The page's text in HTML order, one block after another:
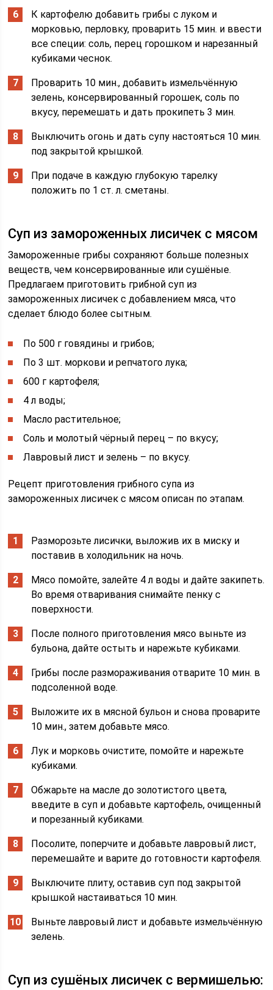
К картофелю добавить грибы с луком и
морковью, перловку, проварить 15 мин. и ввести
все специи: соль, перец горошком и нарезанный
кубиками чеснок.
Проварить 10 мин., добавить измельчённую
зелень, консервированный горошек, соль по
вкусу, перемешать и дать прокипеть 3 мин.
Выключить огонь и дать супу настояться 10 мин.
под закрытой крышкой.
При подаче в каждую глубокую тарелку
положить по 1 ст. л. сметаны.
Суп из замороженных лисичек с мясом
Замороженные грибы сохраняют больше полезных
веществ, чем консервированные или сушёные.
Предлагаем приготовить грибной суп из
замороженных лисичек с добавлением мяса, что
сделает блюдо более сытным.
По 500 г говядины и грибов;
По 3 шт. моркови и репчатого лука;
600 г картофеля;
4 л воды;
Масло растительное;
Соль и молотый чёрный перец – по вкусу;
Лавровый лист и зелень – по вкусу.
Рецепт приготовления грибного супа из
замороженных лисичек с мясом описан по этапам.
Разморозьте лисички, выложив их в миску и
поставив в холодильник на ночь.
Мясо помойте, залейте 4 л воды и дайте закипеть.
Во время отваривания снимайте пенку с
поверхности.
После полного приготовления мясо выньте из
бульона, дайте остыть и нарежьте кубиками.
Грибы после размораживания отварите 10 мин. в
подсоленной воде.
Выложите их в мясной бульон и снова проварите
10 мин., затем добавьте мясо.
Лук и морковь очистите, помойте и нарежьте
кубиками.
Обжарьте на масле до золотистого цвета,
введите в суп и добавьте картофель, очищенный
и порезанный кубиками.
Посолите, поперчите и добавьте лавровый лист,
перемешайте и варите до готовности картофеля.
Выключите плиту, оставив суп под закрытой
крышкой настаиваться 10 мин.
Выньте лавровый лист и добавьте измельчённую
зелень.
Суп из сушёных лисичек с вермишелью: